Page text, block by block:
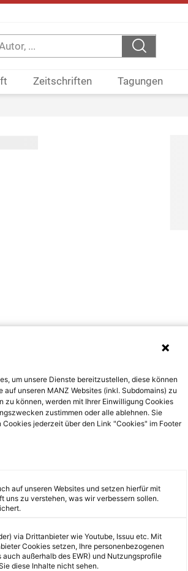
Zeitschriften Tagungen
um unsere Dienste bereitzustellen, diese können
unseren MANZ Websites (inkl. Subdomains) zu
können, werden mit Ihrer Einwilligung Cookies
zustimmen oder alle ablehnen. Sie
jederzeit über den Link "Cookies" im Footer
auf unseren Websites und setzen hierfür mit
uns zu verstehen, was wir verbessern sollen.
via Drittanbieter wie Youtube, Issuu etc. Mit
Cookies setzen, Ihre personenbezogenen
außerhalb des EWR) und Nutzungsprofile
diese Inhalte nicht sehen.